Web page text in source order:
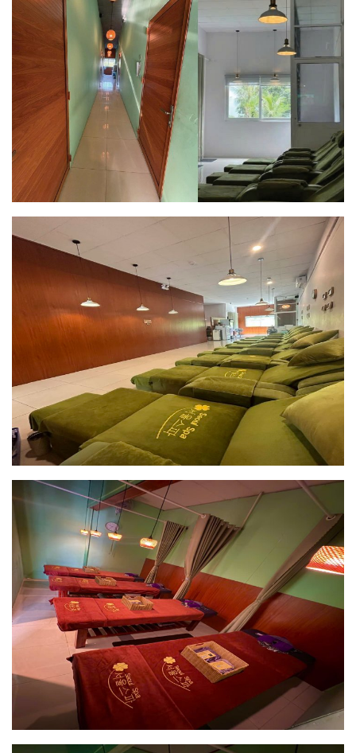
투어픽 오퍼
42,570 원
아동사용불가
사용불가
예약
알로에 마사지 120분
Aloe Massage 120min
투어픽 오퍼
성인42,570 원
유아사용불가
예약
타이 마사지 120분
투어픽 오퍼
!
42,570 원
아동사용불가
유아사용불가
태교 마사지 120분
Pregnant Massage 120min
투어픽 오퍼
!
성인42,570 원
아동사용불가
유아사용불가
예약